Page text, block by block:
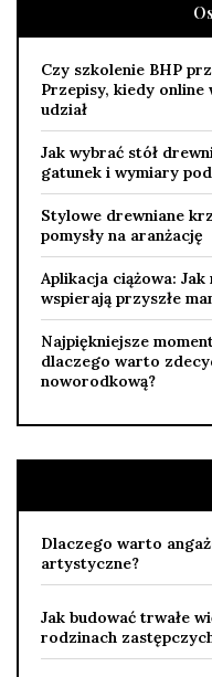
Czy szkolenie BHP
Przepisy, kiedy
udział
Jak wybrać stół
gatunek i wymiary
Stylowe drewniane
pomysły na aranżację
Aplikacja ciążowa:
wspierają przyszłe
Najpiękniejsze
dlaczego warto
noworodkową?
Dlaczego warto
artystyczne?
Jak budować trwałe
rodzinach